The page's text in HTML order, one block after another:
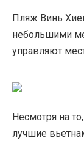
Пляж Винь
небольшими
управляют
Несмотря на
лучшие